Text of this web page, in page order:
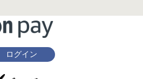
ログイン